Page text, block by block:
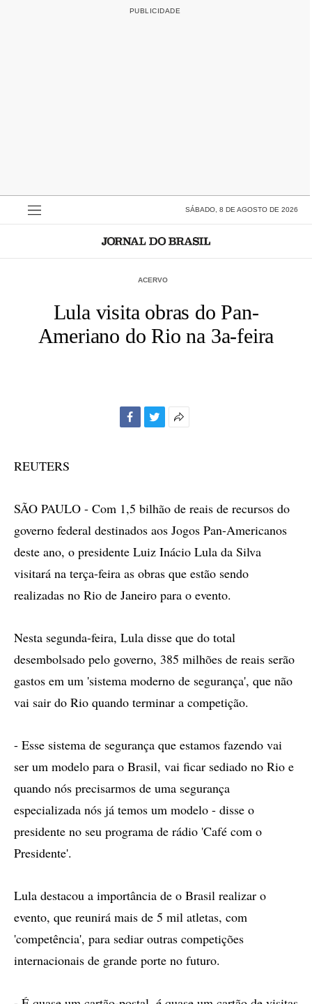
SÁBADO, 8 DE AGOSTO DE 2026
ACERVO
Lula visita obras do Pan-
Ameriano do Rio na 3a-feira
REUTERS
SÃO PAULO - Com 1,5 bilhão de reais de recursos do
governo federal destinados aos Jogos Pan-Americanos
deste ano, o presidente Luiz Inácio Lula da Silva
visitará na terça-feira as obras que estão sendo
realizadas no Rio de Janeiro para o evento.
Nesta segunda-feira, Lula disse que do total
desembolsado pelo governo, 385 milhões de reais serão
gastos em um 'sistema moderno de segurança', que não
vai sair do Rio quando terminar a competição.
- Esse sistema de segurança que estamos fazendo vai
ser um modelo para o Brasil, vai ficar sediado no Rio e
quando nós precisarmos de uma segurança
especializada nós já temos um modelo - disse o
presidente no seu programa de rádio 'Café com o
Presidente'.
Lula destacou a importância de o Brasil realizar o
evento, que reunirá mais de 5 mil atletas, com
'competência', para sediar outras competições
internacionais de grande porte no futuro.